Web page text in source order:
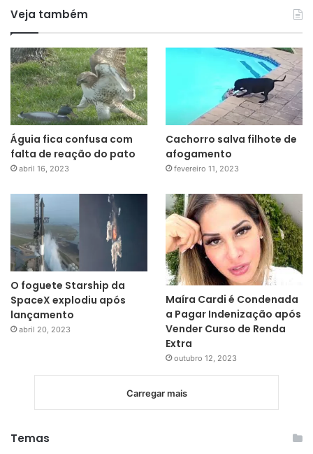
Veja também
Águia fica confusa com
falta de reação do pato
abril 16, 2023
Cachorro salva filhote de
afogamento
fevereiro 11, 2023
O foguete Starship da
SpaceX explodiu após
lançamento
abril 20, 2023
Maíra Cardi é Condenada
a Pagar Indenização após
Vender Curso de Renda
Extra
outubro 12, 2023
Carregar mais
Temas